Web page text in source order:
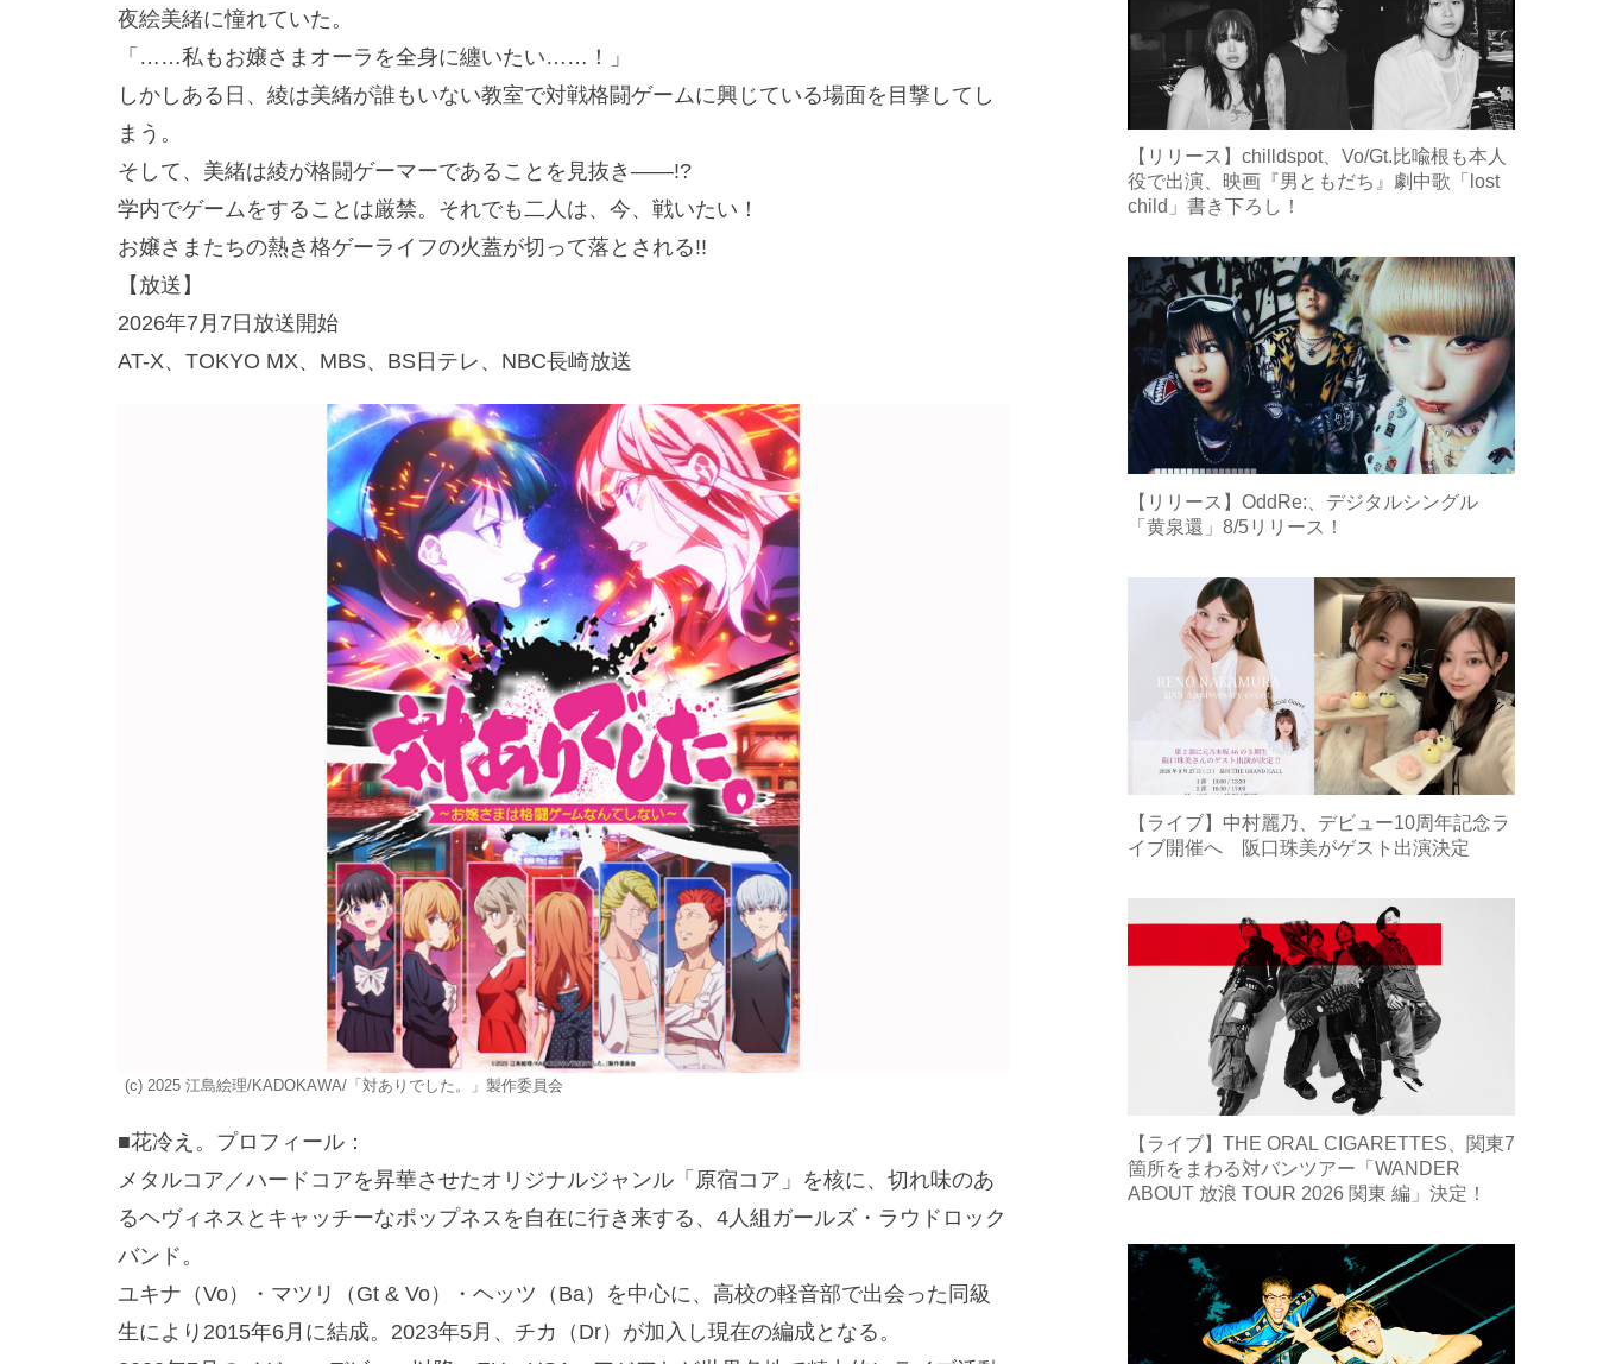
夜絵美緒に憧れていた。
「……私もお嬢さまオーラを全身に纏いたい……！」
しかしある日、綾は美緒が誰もいない教室で対戦格闘ゲームに興じている場面を目撃してし
まう。
そして、美緒は綾が格闘ゲーマーであることを見抜き――!?
学内でゲームをすることは厳禁。それでも二人は、今、戦いたい！
お嬢さまたちの熱き格ゲーライフの火蓋が切って落とされる!!
【放送】
2026年7月7日放送開始
AT-X、TOKYO MX、MBS、BS日テレ、NBC長崎放送
(c) 2025 江島絵理/KADOKAWA/「対ありでした。」製作委員会
■花冷え。プロフィール：
メタルコア／ハードコアを昇華させたオリジナルジャンル「原宿コア」を核に、切れ味のあ
るヘヴィネスとキャッチーなポップネスを自在に行き来する、4人組ガールズ・ラウドロック
バンド。
ユキナ（Vo）・マツリ（Gt & Vo）・ヘッツ（Ba）を中心に、高校の軽音部で出会った同級
生により2015年6月に結成。2023年5月、チカ（Dr）が加入し現在の編成となる。
【リリース】chilldspot、Vo/Gt.比喩根も本人
役で出演、映画『男ともだち』劇中歌「lost
child」書き下ろし！
【リリース】OddRe:、デジタルシングル
「黄泉還」8/5リリース！
【ライブ】中村麗乃、デビュー10周年記念ラ
イブ開催へ 阪口珠美がゲスト出演決定
【ライブ】THE ORAL CIGARETTES、関東7
箇所をまわる対バンツアー「WANDER
ABOUT 放浪 TOUR 2026 関東 編」決定！